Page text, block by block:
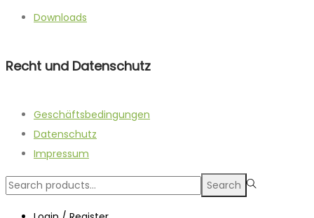
Downloads
Recht und Datenschutz
Geschäftsbedingungen
Datenschutz
Impressum
Search
Search